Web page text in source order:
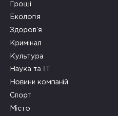
Гроші
Екологія
Здоров’я
Кримінал
Культура
Наука та ІТ
Новини компаній
Спорт
Місто